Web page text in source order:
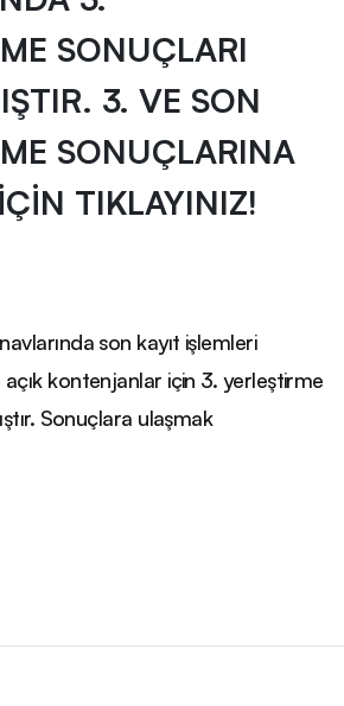
SONUÇLARI
3. VE SON
SONUÇLARINA
TIKLAYINIZ!
son kayıt işlemleri
kontenjanlar için 3. yerleştirme
Sonuçlara ulaşmak